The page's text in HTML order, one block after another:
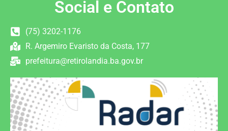
Social e Contato
(75) 3202-1176
R. Argemiro Evaristo da Costa, 177
prefeitura@retirolandia.ba.gov.br